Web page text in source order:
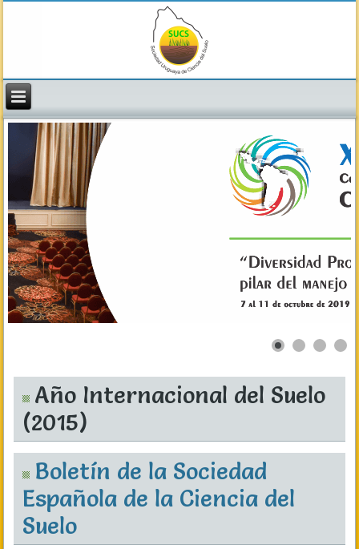
Año Internacional del Suelo
(2015)
Boletín de la Sociedad
Española de la Ciencia del
Suelo